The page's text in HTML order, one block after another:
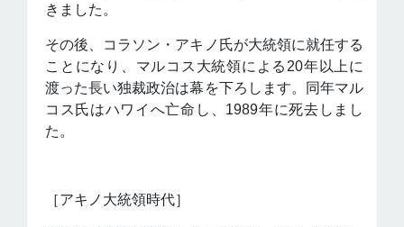
きました。
その後、コラソン・アキノ氏が大統領に就任する
ことになり、マルコス大統領による20年以上に
渡った長い独裁政治は幕を下ろします。同年マル
コス氏はハワイへ亡命し、1989年に死去しまし
た。
［アキノ大統領時代］